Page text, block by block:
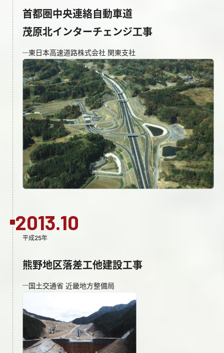
首都圏中央連絡自動車道
茂原北インターチェンジ工事
東日本高速道路株式会社 関東支社
2013.10
平成25年
熊野地区落差工他建設工事
国土交通省 近畿地方整備局